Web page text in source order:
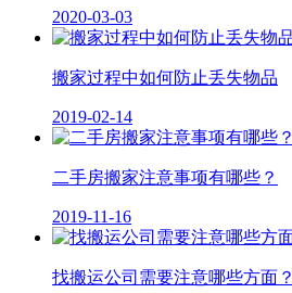
2020-03-03
搬家过程中如何防止丢失物品
2019-02-14
二手房搬家注意事项有哪些？
2019-11-16
找搬运公司需要注意哪些方面？